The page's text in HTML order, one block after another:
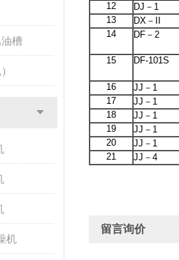
槽
机
12
DJ－1
13
DX－II
14
DF－2
15 DF-101S
16 JJ－1
17
JJ－1
18
JJ－1
19
JJ－1
20
JJ－1
21
JJ－4
留言询价